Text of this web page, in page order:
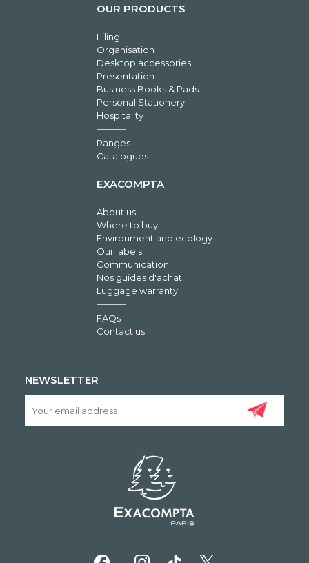
OUR PRODUCTS
Filing
Organisation
Desktop accessories
Presentation
Business Books & Pads
Personal Stationery
Hospitality
Ranges
Catalogues
EXACOMPTA
About us
Where to buy
Environment and ecology
Our labels
Communication
Nos guides d'achat
Luggage warranty
FAQs
Contact us
NEWSLETTER